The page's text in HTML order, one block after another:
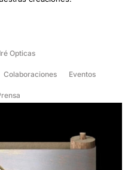
Opticas
Colaboraciones Eventos